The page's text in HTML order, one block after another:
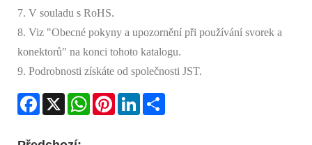
7. V souladu s RoHS.
8. Viz "Obecné pokyny a upozornění při používání svorek a
konektorů" na konci tohoto katalogu.
9. Podrobnosti získáte od společnosti JST.
Facebook
X WhatsAppPinterestLinkedIn